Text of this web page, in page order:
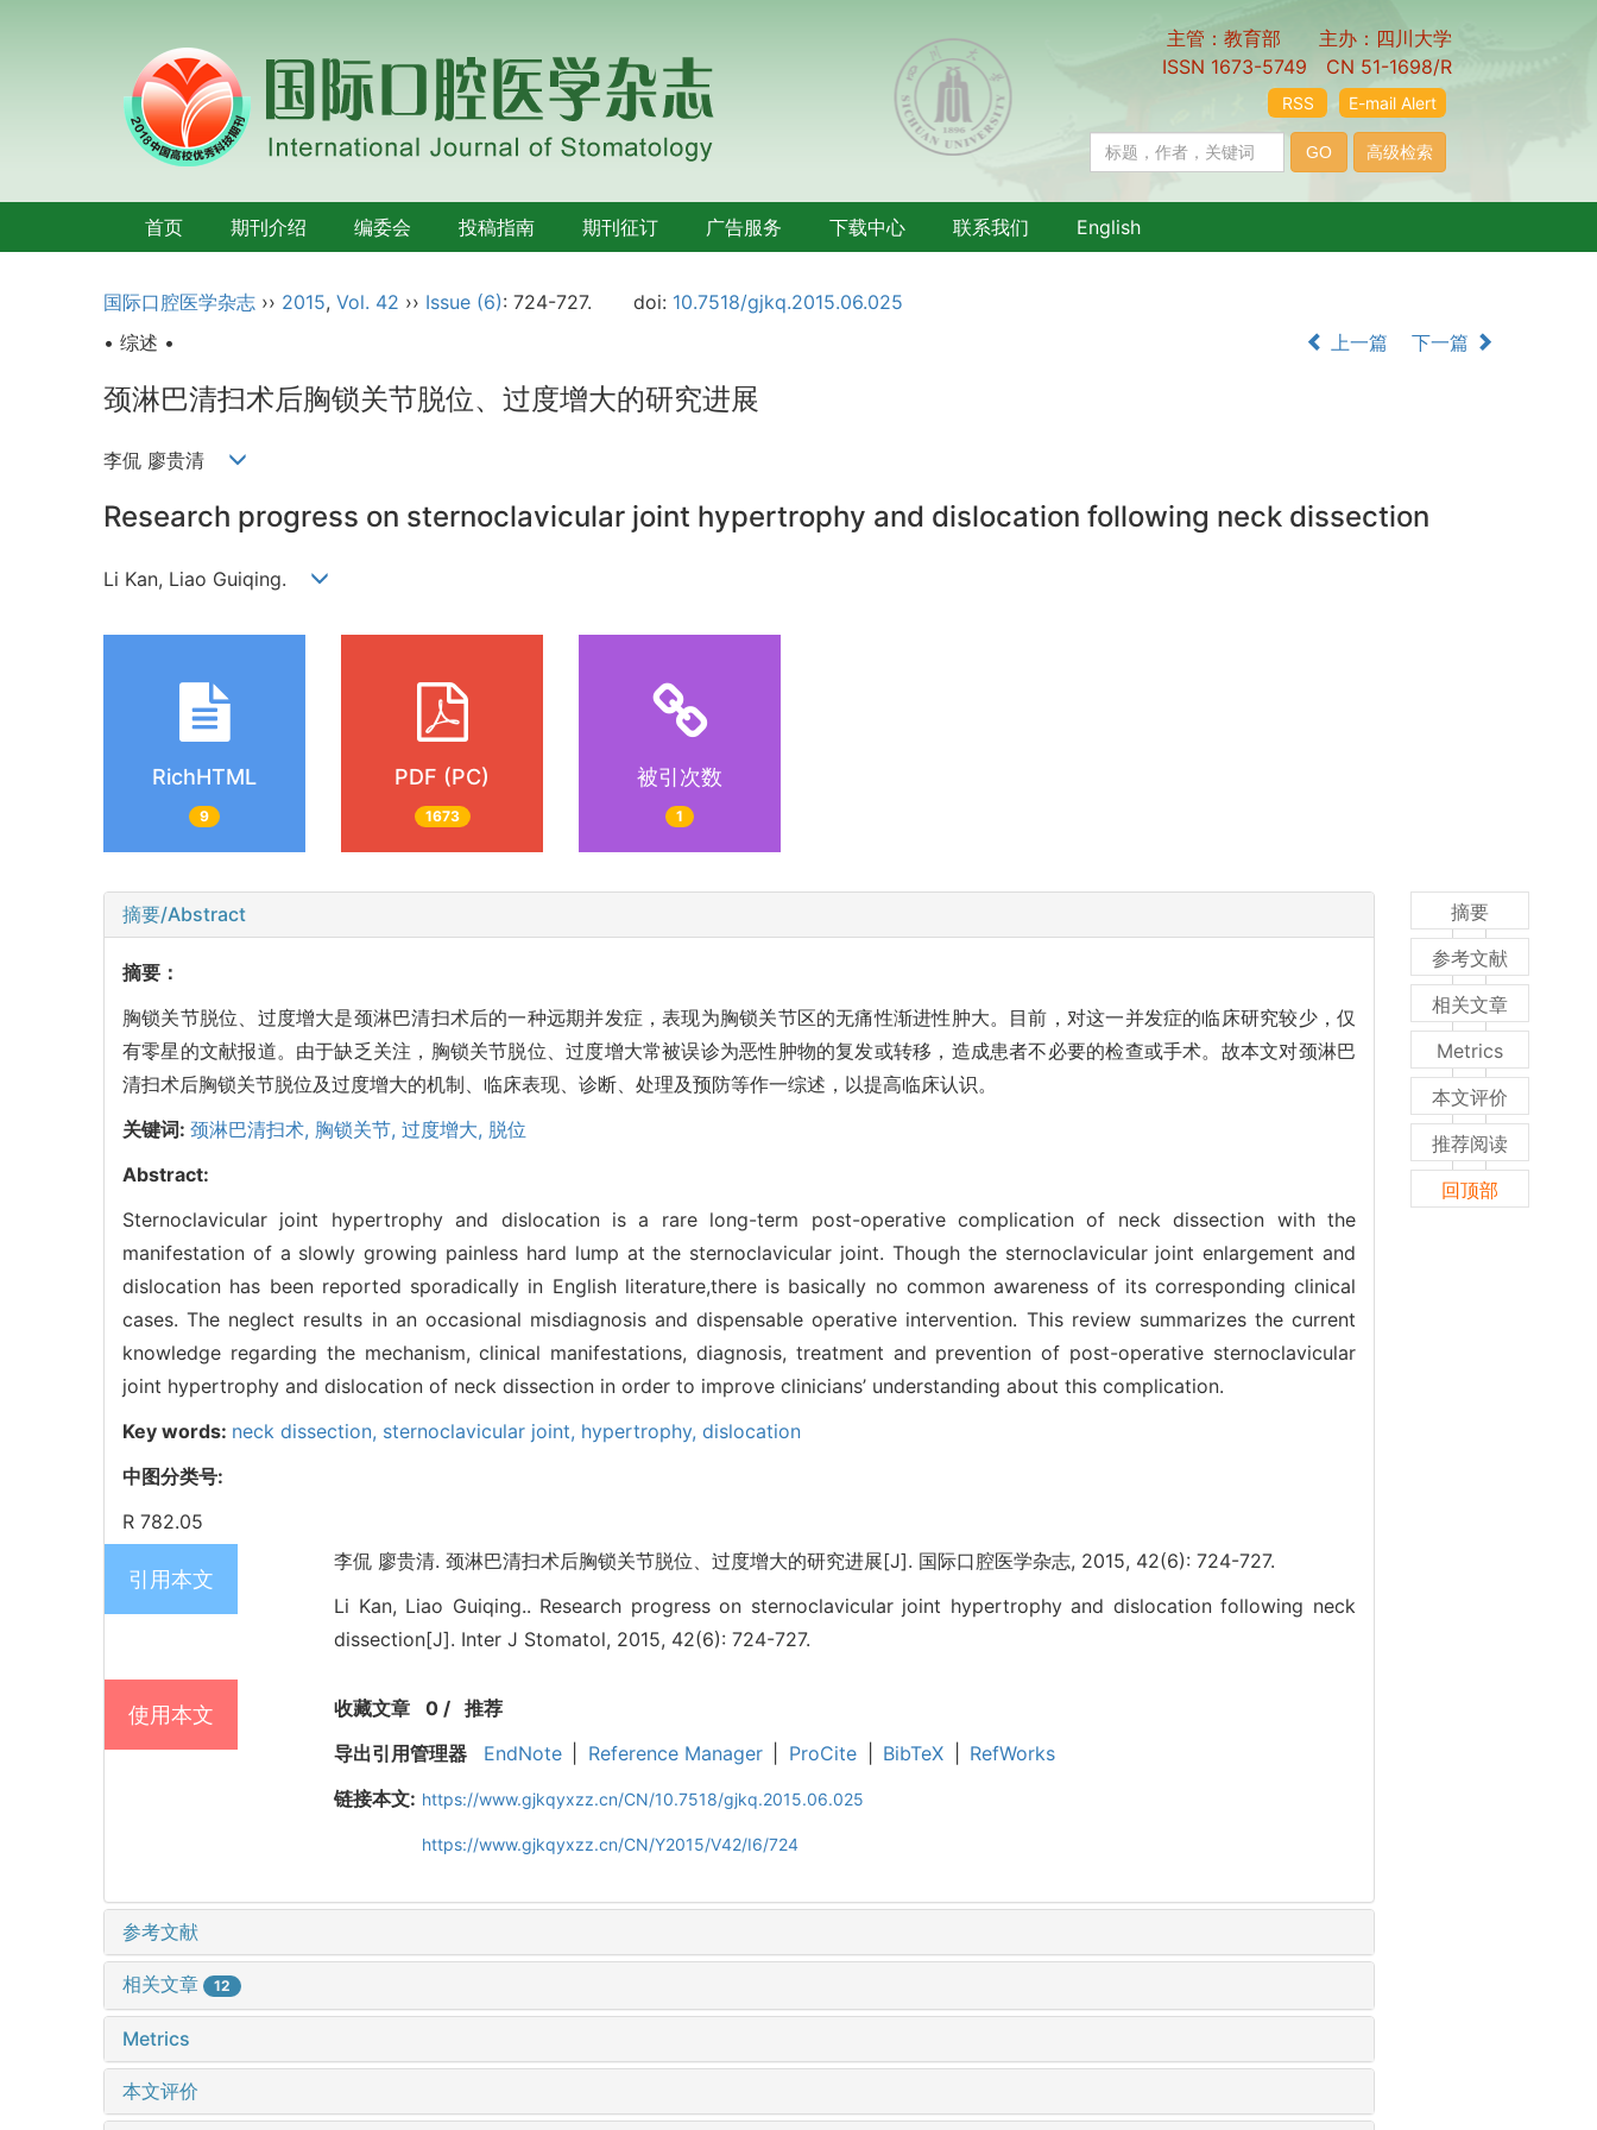
主管：教育部 主办：四川大学
ISSN 1673-5749 CN 51-1698/R
E-mail Alert
RSS
首页 期刊介绍 编委会 投稿指南 期刊征订 广告服务 下载中心 联系我们 English
国际口腔医学杂志 ›› 2015, Vol. 42 ›› Issue (6): 724-727. doi: 10.7518/gjkq.2015.06.025
• 综述 •
上一篇 下一篇
颈淋巴清扫术后胸锁关节脱位、过度增大的研究进展
李侃 廖贵清
Research progress on sternoclavicular joint hypertrophy and dislocation following neck dissection
Li Kan, Liao Guiqing.
RichHTML
9
PDF (PC)
1673
被引次数
1
摘要/Abstract
摘要：
胸锁关节脱位、过度增大是颈淋巴清扫术后的一种远期并发症，表现为胸锁关节区的无痛性渐进性肿大。目前，对这一并发症的临床研究较少，仅
有零星的文献报道。由于缺乏关注，胸锁关节脱位、过度增大常被误诊为恶性肿物的复发或转移，造成患者不必要的检查或手术。故本文对颈淋巴
清扫术后胸锁关节脱位及过度增大的机制、临床表现、诊断、处理及预防等作一综述，以提高临床认识。
关键词: 颈淋巴清扫术, 胸锁关节, 过度增大, 脱位
Abstract:
Sternoclavicular joint hypertrophy and dislocation is a rare long-term post-operative complication of neck dissection with the
manifestation of a slowly growing painless hard lump at the sternoclavicular joint. Though the sternoclavicular joint enlargement and
dislocation has been reported sporadically in English literature,there is basically no common awareness of its corresponding clinical
cases. The neglect results in an occasional misdiagnosis and dispensable operative intervention. This review summarizes the current
knowledge regarding the mechanism, clinical manifestations, diagnosis, treatment and prevention of post-operative sternoclavicular
joint hypertrophy and dislocation of neck dissection in order to improve clinicians’ understanding about this complication.
Key words: neck dissection, sternoclavicular joint, hypertrophy, dislocation
中图分类号:
R 782.05
引用本文
李侃 廖贵清. 颈淋巴清扫术后胸锁关节脱位、过度增大的研究进展[J]. 国际口腔医学杂志, 2015, 42(6): 724-727.
Li Kan, Liao Guiqing.. Research progress on sternoclavicular joint hypertrophy and dislocation following neck
dissection[J]. Inter J Stomatol, 2015, 42(6): 724-727.
使用本文 收藏文章 0/ 推荐
导出引用管理器
EndNote Reference Manager ProCite BibTeX
RefWorks
链接本文: https://www.gjkqyxzz.cn/CN/10.7518/gjkq.2015.06.025
https://www.gjkqyxzz.cn/CN/Y2015/V42/I6/724
参考文献
相关文章 12
Metrics
本文评价
摘要
参考文献
相关文章
Metrics
本文评价
推荐阅读
回顶部